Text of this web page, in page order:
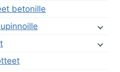
betonille